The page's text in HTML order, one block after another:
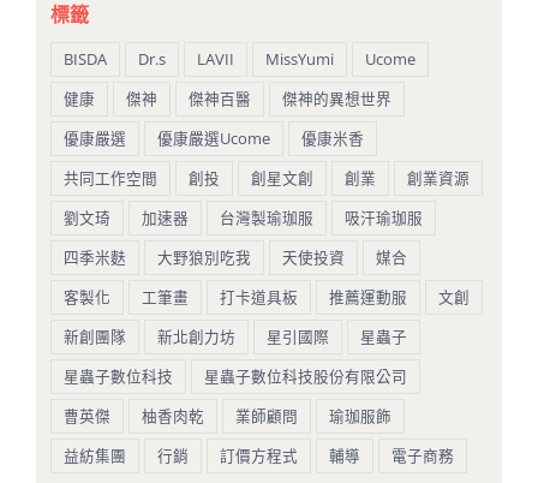
標籤
BISDA Dr.s LAVII MissYumi
Ucome
健康
傑神 傑神百醫
傑神的異想世界
優康嚴選
優康嚴選Ucome
優康米香
共同工作空間
創投 創星文創 創業
創業資源
劉文琦
加速器 台灣製瑜珈服
吸汗瑜珈服
四季米麩
大野狼別吃我 天使投資
媒合
客製化
工筆畫 打卡道具板 推薦運動服
文創
新創團隊
新北創力坊 星引國際
星蟲子
星蟲子數位科技
星蟲子數位科技股份有限公司
曹英傑
柚香肉乾 業師顧問
瑜珈服飾
益紡集團
行銷 訂價方程式 輔導 電子商務